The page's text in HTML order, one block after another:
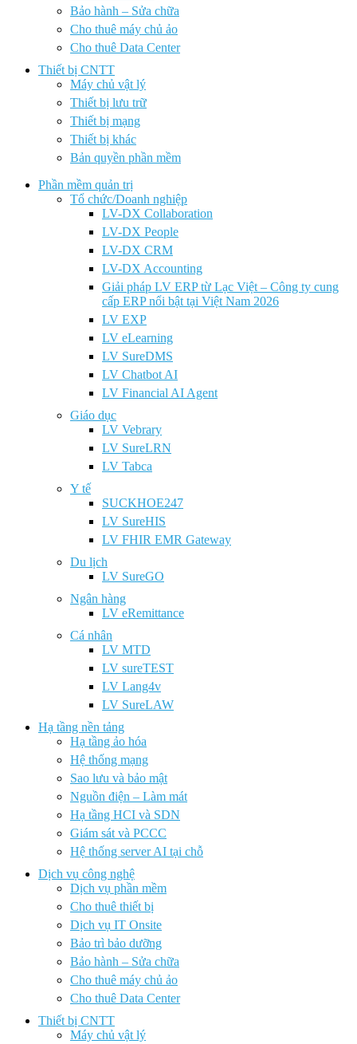
Bảo hành – Sửa chữa
Cho thuê máy chủ ảo
Cho thuê Data Center
Thiết bị CNTT
Máy chủ vật lý
Thiết bị lưu trữ
Thiết bị mạng
Thiết bị khác
Bản quyền phần mềm
Phần mềm quản trị
Tổ chức/Doanh nghiệp
LV-DX Collaboration
LV-DX People
LV-DX CRM
LV-DX Accounting
Giải pháp LV ERP từ Lạc Việt – Công ty cung
cấp ERP nổi bật tại Việt Nam 2026
LV EXP
LV eLearning
LV SureDMS
LV Chatbot AI
LV Financial AI Agent
Giáo dục
LV Vebrary
LV SureLRN
LV Tabca
Y tế
SUCKHOE247
LV SureHIS
LV FHIR EMR Gateway
Du lịch
LV SureGO
Ngân hàng
LV eRemittance
Cá nhân
LV MTD
LV sureTEST
LV Lang4v
LV SureLAW
Hạ tầng nền tảng
Hạ tầng ảo hóa
Hệ thống mạng
Sao lưu và bảo mật
Nguồn điện – Làm mát
Hạ tầng HCI và SDN
Giám sát và PCCC
Hệ thống server AI tại chỗ
Dịch vụ công nghệ
Dịch vụ phần mềm
Cho thuê thiết bị
Dịch vụ IT Onsite
Bảo trì bảo dưỡng
Bảo hành – Sửa chữa
Cho thuê máy chủ ảo
Cho thuê Data Center
Thiết bị CNTT
Máy chủ vật lý